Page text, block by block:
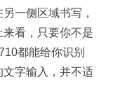
一侧区域书写，
看，只要你不是
都能给你识别
字输入，并不适